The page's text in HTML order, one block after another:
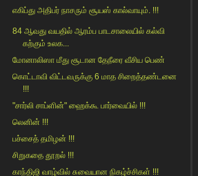
எகிப்து அதிபர் நாசரும் சூயஸ் கால்வாயும். !!!
84 ஆவது வயதில் ஆரம்ப பாடசாலையில் கல்வி
கற்கும் உலக...
மோனாலிஸா மீது சூடான தேநீரை வீசிய பெண்
கொட்டாவி விட்டவருக்கு 6 மாத சிறைத்தண்டனை
!!!
"சார்லி சாப்ளின்" ஹைக்கூ பார்வையில் !!!
லெனின் !!!
பச்சைத் தமிழன் !!!
சிறுகதை தூறல் !!!
காந்திஜி வாழ்வில் சுவையான நிகழ்ச்சிகள் !!!